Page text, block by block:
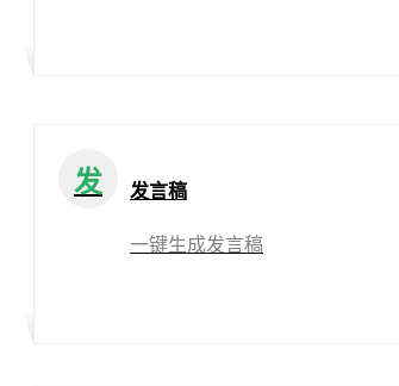
发 发言稿
一键生成发言稿